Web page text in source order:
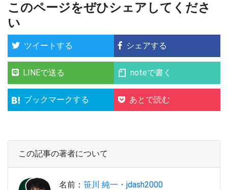
このページをぜひシェアしてくださ
い
ツイートする シェアする
LINEで送る noteで書く
ブックマークする あとで読む
この記事の著者について
名前： 笹川 純一・jdash2000